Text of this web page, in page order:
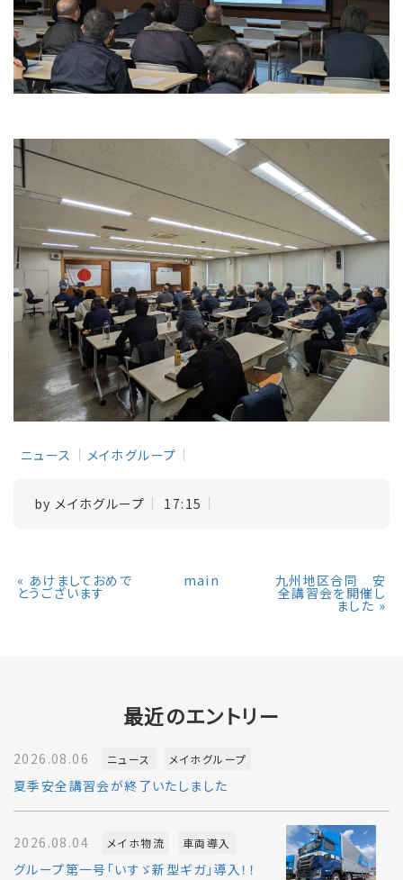
ニュース メイホグループ
by メイホグループ 17:15
« あけましておめで
とうございます
main 九州地区合同 安
全講習会を開催し
ました »
最近のエントリー
2026.08.06 ニュース メイホグループ
夏季安全講習会が終了いたしました
2026.08.04 メイホ物流 車両導入
グループ第一号「いすゞ新型ギガ」導入！！